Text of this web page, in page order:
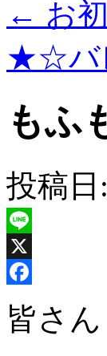
← お
★☆バ
もふ
投稿日:
Line
X
皆さ